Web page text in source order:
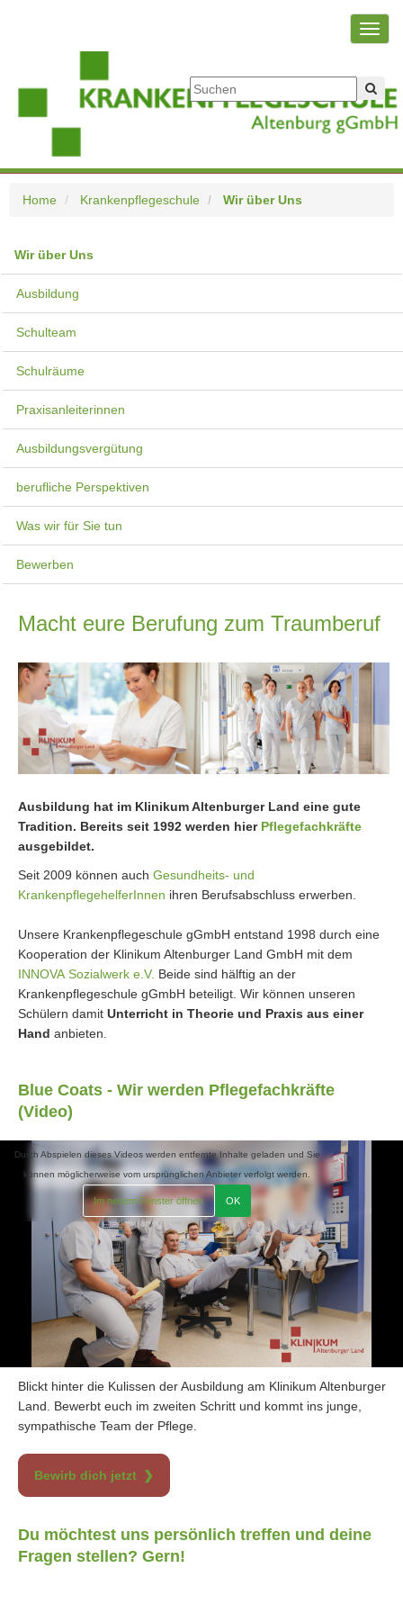
Home Krankenpflegeschule Wir über Uns
Wir über Uns
Ausbildung
Schulteam
Schulräume
Praxisanleiterinnen
Ausbildungsvergütung
berufliche Perspektiven
Was wir für Sie tun
Bewerben
Macht eure Berufung zum Traumberuf
Ausbildung hat im Klinikum Altenburger Land eine gute
Tradition. Bereits seit 1992 werden hier Pflegefachkräfte
ausgebildet.
Seit 2009 können auch Gesundheits- und
KrankenpflegehelferInnen ihren Berufsabschluss erwerben.
Unsere Krankenpflegeschule gGmbH entstand 1998 durch eine
Kooperation der Klinikum Altenburger Land GmbH mit dem
INNOVA Sozialwerk e.V. Beide sind hälftig an der
Krankenpflegeschule gGmbH beteiligt. Wir können unseren
Schülern damit Unterricht in Theorie und Praxis aus einer
Hand anbieten.
Blue Coats - Wir werden Pflegefachkräfte
(Video)
Durch Abspielen dieses Videos werden entfernte Inhalte geladen und Sie
können möglicherweise vom ursprünglichen Anbieter verfolgt werden.
Im neuem Fenster öffnen OK
Blickt hinter die Kulissen der Ausbildung am Klinikum Altenburger
Land. Bewerbt euch im zweiten Schritt und kommt ins junge,
sympathische Team der Pflege.
Bewirb dich jetzt
Du möchtest uns persönlich treffen und deine
Fragen stellen? Gern!